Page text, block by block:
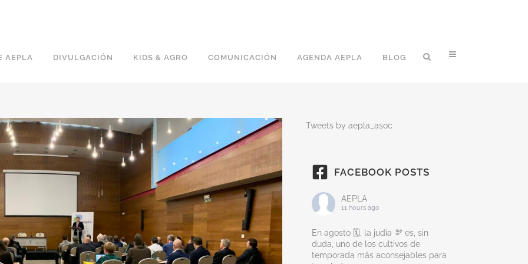
AEPLA DIVULGACIÓN KIDS & AGRO COMUNICACIÓN AGENDA AEPLA BLOG
Tweets by aepla_asoc
FACEBOOK POSTS
AEPLA
11 hours ago
En agosto 🗓️, la judía 🫘 es, sin
duda, uno de los cultivos de
temporada más aconsejables para